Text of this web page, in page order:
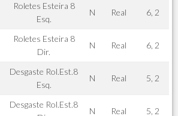
Roletes Esteira 8
Esq.
N Real 6, 2
Roletes Esteira 8
Dir.
N Real 6, 2
Desgaste Rol.Est.8
Esq.
N Real 5, 2
Desgaste Rol.Est.8
N Real 5, 2